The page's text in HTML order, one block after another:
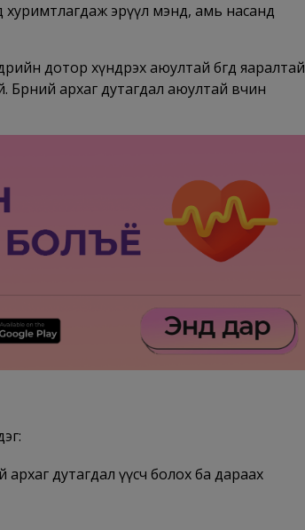
хуримтлагдаж эрүүл мэнд, амь насанд
дотор хүндрэх аюултай бөгөөд яаралтай
архаг дутагдал аюултай өвчин
архаг дутагдал үүсч болох ба дараах